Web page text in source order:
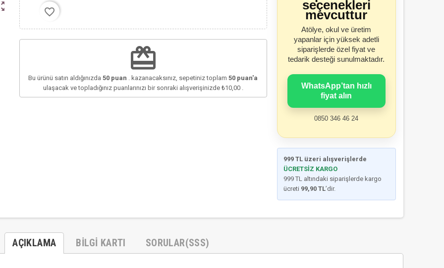
favorite_border
redeem
Bu ürünü satın aldığınızda50 puan . kazanacaksınız, sepetiniz toplam50 puan'a
ulaşacak ve topladığınız puanlarınızı bir sonraki alışverişinizde ₺10,00.
seçenekleri
mevcuttur
Atölye, okul ve üretim
yapanlar için yüksek adetli
siparişlerde özel fiyat ve
tedarik desteği sunulmaktadır.
WhatsApp’tan hızlı
fiyat alın
0850 346 46 24
999 TL üzeri alışverişlerde
ÜCRETSİZ KARGO
999 TL altındaki siparişlerde kargo
ücreti 99,90 TL’dir.
AÇIKLAMA BILGI KARTI SORULAR(SSS)